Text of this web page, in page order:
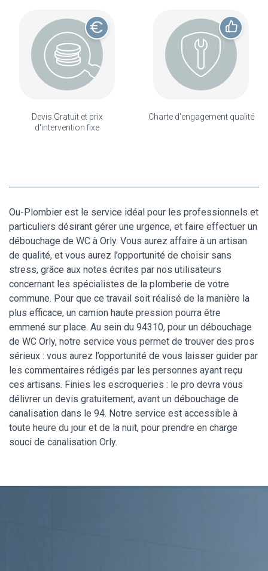
Devis Gratuit et prix
d'intervention fixe
Charte d'engagement qualité
Ou-Plombier est le service idéal pour les professionnels et
particuliers désirant gérer une urgence, et faire effectuer un
débouchage de WC à Orly. Vous aurez affaire à un artisan
de qualité, et vous aurez l’opportunité de choisir sans
stress, grâce aux notes écrites par nos utilisateurs
concernant les spécialistes de la plomberie de votre
commune. Pour que ce travail soit réalisé de la manière la
plus efficace, un camion haute pression pourra être
emmené sur place. Au sein du 94310, pour un débouchage
de WC Orly, notre service vous permet de trouver des pros
sérieux : vous aurez l’opportunité de vous laisser guider par
les commentaires rédigés par les personnes ayant reçu
ces artisans. Finies les escroqueries : le pro devra vous
délivrer un devis gratuitement, avant un débouchage de
canalisation dans le 94. Notre service est accessible à
toute heure du jour et de la nuit, pour prendre en charge
souci de canalisation Orly.